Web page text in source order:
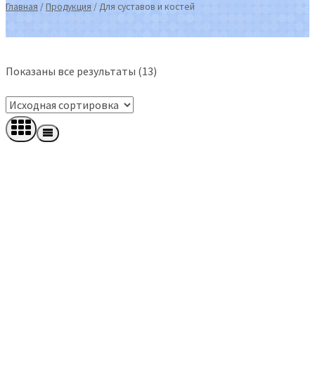
Главная /Продукция /Для суставов и костей
Показаны все результаты (13)